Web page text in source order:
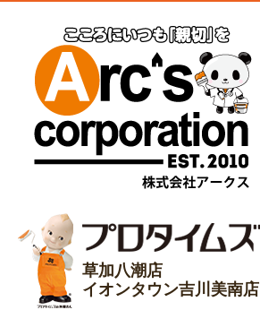
草加八潮店
イオンタウン吉川美南店